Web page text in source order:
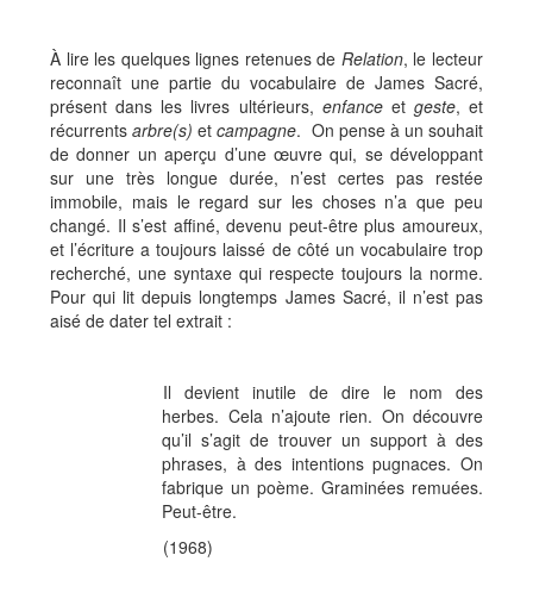
À lire les quelques lignes retenues de Relation, le lecteur
reconnaît une partie du vocabulaire de James Sacré,
présent dans les livres ultérieurs, enfanceet geste, et
récurrentsarbre(s)et campagne. On pense à un souhait
de donner un aperçu d’une œuvre qui, se développant
sur une très longue durée, n’est certes pas restée
immobile, mais le regard sur les choses n’a que peu
changé. Il s’est affiné, devenu peut-être plus amoureux,
et l’écriture a toujours laissé de côté un vocabulaire trop
recherché, une syntaxe qui respecte toujours la norme.
Pour qui lit depuis longtemps James Sacré, il n’est pas
aisé de dater tel extrait :
Il devient inutile de dire le nom des
herbes. Cela n’ajoute rien. On découvre
qu’il s’agit de trouver un support à des
phrases, à des intentions pugnaces. On
fabrique un poème. Graminées remuées.
Peut-être.
(1968)